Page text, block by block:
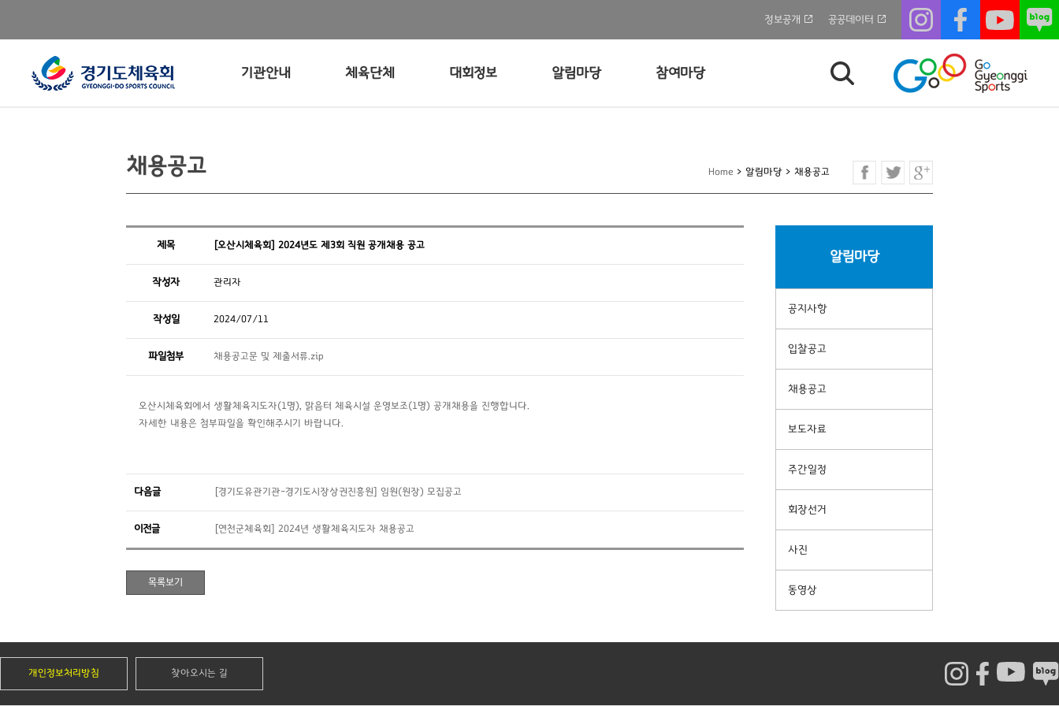
정보공개 공공데이터
기관안내 체육단체 대회정보 알림마당 참여마당
Home > 알림마당 > 채용공고
채용공고
알림마당
공지사항
입찰공고
채용공고
보도자료
주간일정
회장선거
사진
동영상
제목 [오산시체육회] 2024년도 제3회 직원 공개채용 공고
작성자 관리자
작성일 2024/07/11
파일첨부 채용공고문 및 제출서류.zip
오산시체육회에서 생활체육지도자(1명), 맑음터 체육시설 운영보조(1명) 공개채용을 진행합니다.
자세한 내용은 첨부파일을 확인해주시기 바랍니다.
다음글 [경기도유관기관-경기도시장상권진흥원] 임원(원장) 모집공고
이전글 [연천군체육회] 2024년 생활체육지도자 채용공고
개인정보처리방침 찾아오시는 길